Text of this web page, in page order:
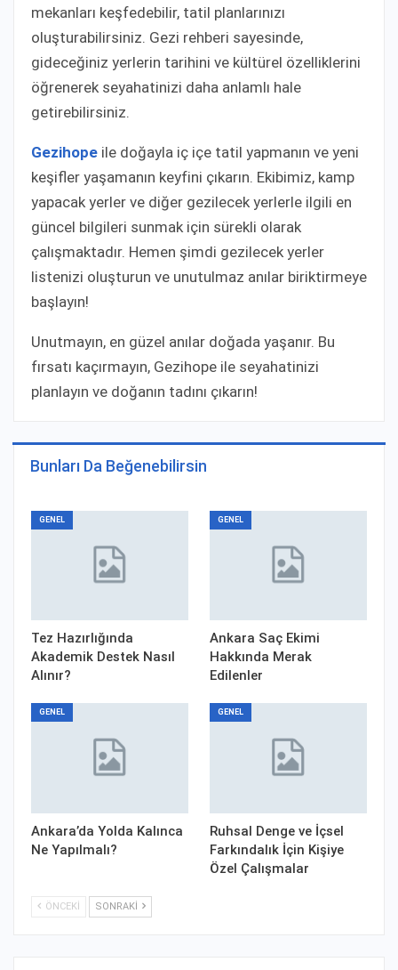
mekanları keşfedebilir, tatil planlarınızı
oluşturabilirsiniz. Gezi rehberi sayesinde,
gideceğiniz yerlerin tarihini ve kültürel özelliklerini
öğrenerek seyahatinizi daha anlamlı hale
getirebilirsiniz.
Gezihope ile doğayla iç içe tatil yapmanın ve yeni
keşifler yaşamanın keyfini çıkarın. Ekibimiz, kamp
yapacak yerler ve diğer gezilecek yerlerle ilgili en
güncel bilgileri sunmak için sürekli olarak
çalışmaktadır. Hemen şimdi gezilecek yerler
listenizi oluşturun ve unutulmaz anılar biriktirmeye
başlayın!
Unutmayın, en güzel anılar doğada yaşanır. Bu
fırsatı kaçırmayın, Gezihope ile seyahatinizi
planlayın ve doğanın tadını çıkarın!
Bunları Da Beğenebilirsin
GENEL
Tez Hazırlığında
Akademik Destek Nasıl
Alınır?
GENEL
Ankara Saç Ekimi
Hakkında Merak
Edilenler
GENEL
Ankara’da Yolda Kalınca
Ne Yapılmalı?
GENEL
Ruhsal Denge ve İçsel
Farkındalık İçin Kişiye
Özel Çalışmalar
ÖNCEKI SONRAKI